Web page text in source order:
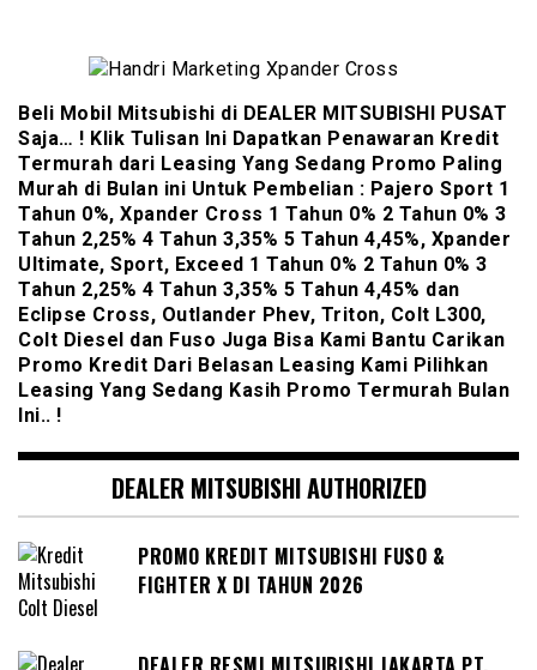
Beli Mobil Mitsubishi di DEALER MITSUBISHI PUSAT
Saja… ! Klik Tulisan Ini Dapatkan Penawaran Kredit
Termurah dari Leasing Yang Sedang Promo Paling
Murah di Bulan ini Untuk Pembelian : Pajero Sport 1
Tahun 0%, Xpander Cross 1 Tahun 0% 2 Tahun 0% 3
Tahun 2,25% 4 Tahun 3,35% 5 Tahun 4,45%, Xpander
Ultimate, Sport, Exceed 1 Tahun 0% 2 Tahun 0% 3
Tahun 2,25% 4 Tahun 3,35% 5 Tahun 4,45% dan
Eclipse Cross, Outlander Phev, Triton, Colt L300,
Colt Diesel dan Fuso Juga Bisa Kami Bantu Carikan
Promo Kredit Dari Belasan Leasing Kami Pilihkan
Leasing Yang Sedang Kasih Promo Termurah Bulan
Ini.. !
DEALER MITSUBISHI AUTHORIZED
PROMO KREDIT MITSUBISHI FUSO &
FIGHTER X DI TAHUN 2026